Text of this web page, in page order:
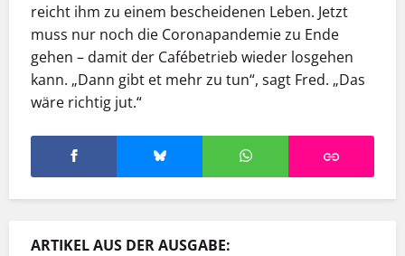
reicht ihm zu ­einem bescheidenen Leben. Jetzt
muss nur noch die Coronapandemie zu ­Ende
gehen – damit der Café­betrieb wieder losgehen
kann. „Dann gibt et mehr zu tun“, sagt Fred. „Das
wäre richtig jut.“
ARTIKEL AUS DER AUSGABE: